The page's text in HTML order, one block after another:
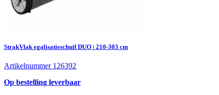
StrakVlak egalisatieschuif DUO | 210-303 cm
Artikelnummer 126392
Op bestelling leverbaar